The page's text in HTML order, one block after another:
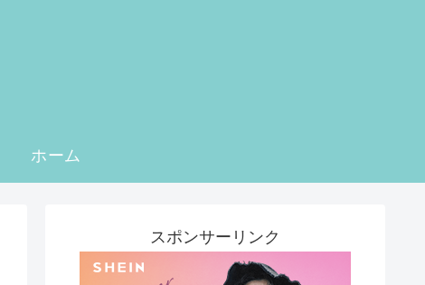
ホーム
スポンサーリンク